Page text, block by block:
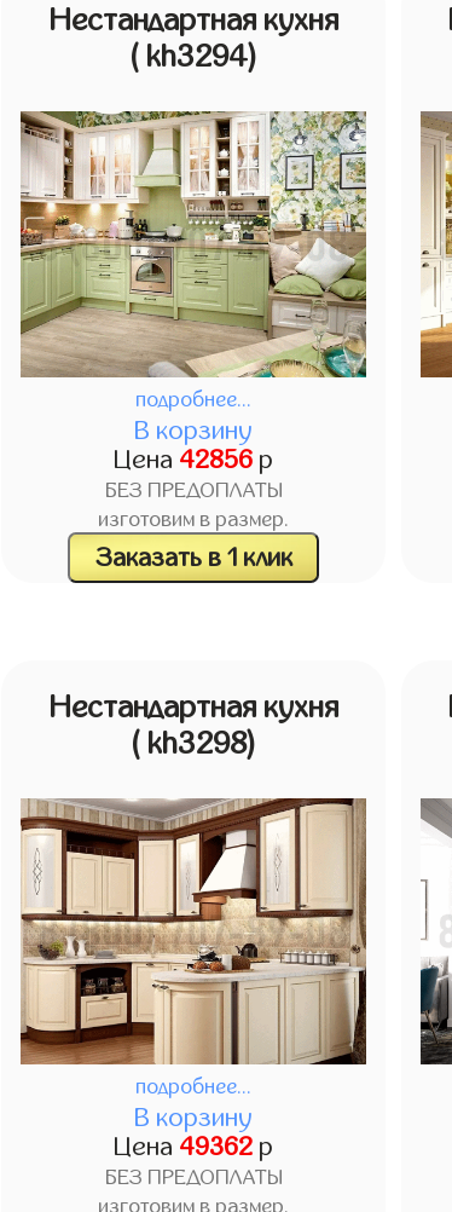
Нестандартная кухня
( kh3294)
подробнее...
В корзину
Цена 42856 р
БЕЗ ПРЕДОПЛАТЫ
изготовим в размер.
Заказать в 1 клик
Нестандартная кухня
( kh3298)
подробнее...
В корзину
Цена 49362 р
БЕЗ ПРЕДОПЛАТЫ
изготовим в размер.